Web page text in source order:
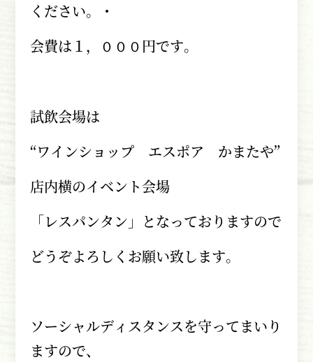
ください。・
会費は１，０００円です。
試飲会場は
“ワインショップ エスポア かまたや”
店内横のイベント会場
「レスパンタン」となっておりますので
どうぞよろしくお願い致します。
ソーシャルディスタンスを守ってまいり
ますので、